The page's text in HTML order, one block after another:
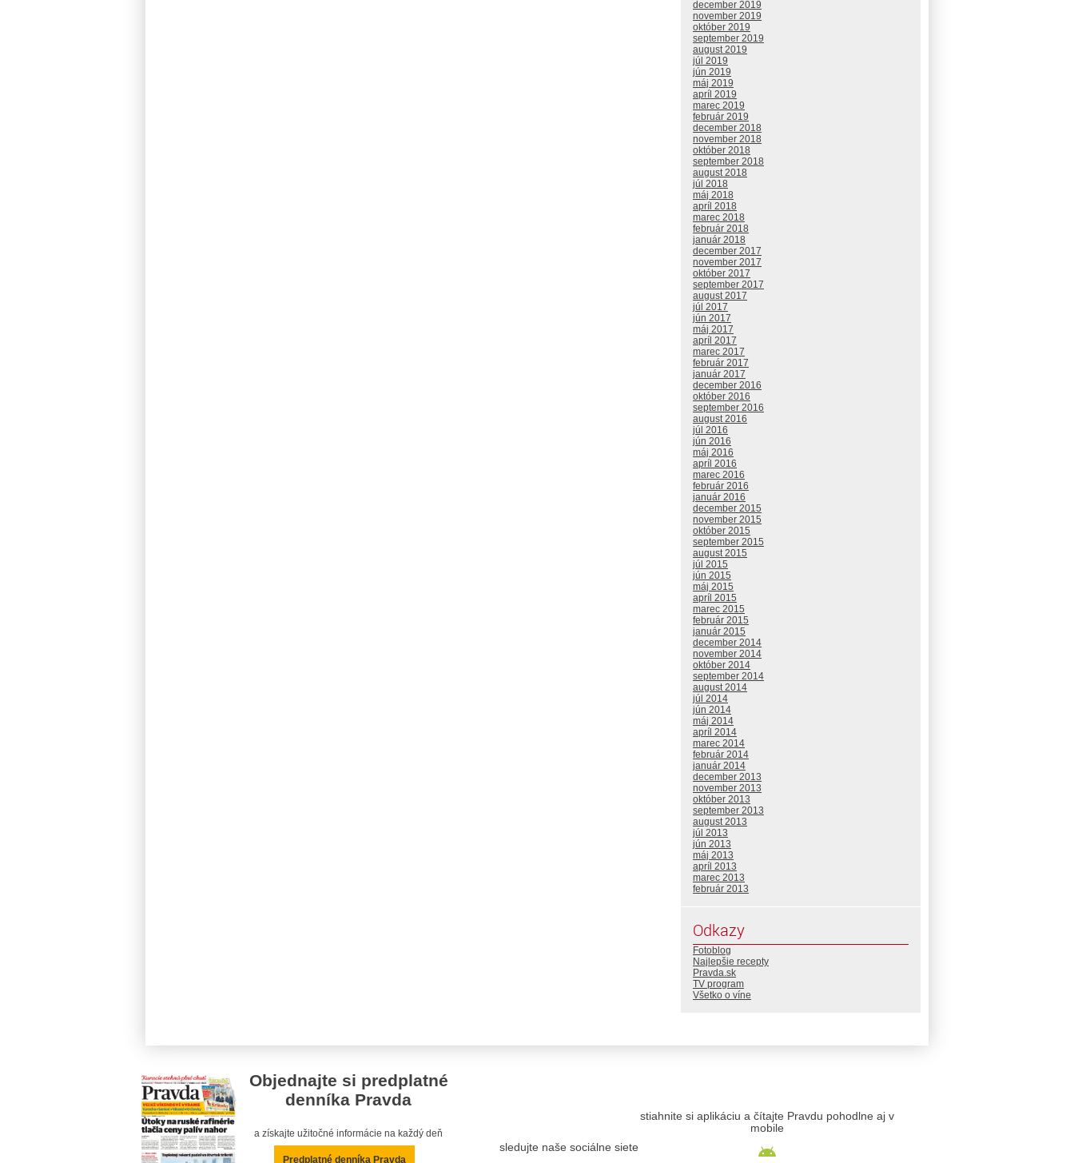
december 2019
november 2019
október 2019
september 2019
august 2019
júl 2019
jún 2019
máj 2019
apríl 2019
marec 2019
február 2019
december 2018
november 2018
október 2018
september 2018
august 2018
júl 2018
máj 2018
apríl 2018
marec 2018
február 2018
január 2018
december 2017
november 2017
október 2017
september 2017
august 2017
júl 2017
jún 2017
máj 2017
apríl 2017
marec 2017
február 2017
január 2017
december 2016
október 2016
september 2016
august 2016
júl 2016
jún 2016
máj 2016
apríl 2016
marec 2016
február 2016
január 2016
december 2015
november 2015
október 2015
september 2015
august 2015
júl 2015
jún 2015
máj 2015
apríl 2015
marec 2015
február 2015
január 2015
december 2014
november 2014
október 2014
september 2014
august 2014
júl 2014
jún 2014
máj 2014
apríl 2014
marec 2014
február 2014
január 2014
december 2013
november 2013
október 2013
september 2013
august 2013
júl 2013
jún 2013
máj 2013
apríl 2013
marec 2013
február 2013
Odkazy
Fotoblog
Najlepšie recepty
Pravda.sk
TV program
Všetko o víne
Objednajte si predplatné
denníka Pravda
a získajte užitočné informácie na každý deň
Predplatné denníka Pravda
sledujte naše sociálne siete
stiahnite si aplikáciu a čítajte Pravdu pohodlne aj v
mobile